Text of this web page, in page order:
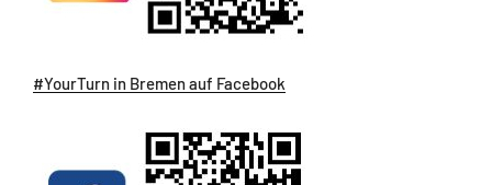
#YourTurn in Bremen auf Facebook